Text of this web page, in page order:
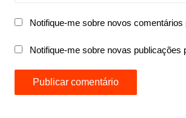
Notifique-me sobre novos comentários
Notifique-me sobre novas publicações